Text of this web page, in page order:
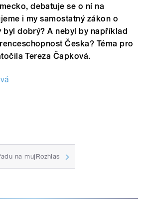
debatuje se o ní na
i my samostatný zákon o
byl dobrý? A nebyl by například
Česka? Téma pro
Tereza Čapková.
na mujRozhlas